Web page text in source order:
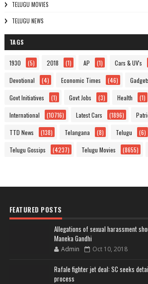
TELUGU MOVIES
TELUGU NEWS
TAGS
1930 (5) 2018 (1) AP (1) Cars & UV's
Devotional (4) Economic Times (46)
Govt Initiatives (1) Govt Jobs (3) Health (1)
International (10716) Latest Cars (1896)
TTD News (138) Telangana (8) Telugu (6)
Telugu Gossips (4237) Telugu Movies (8655)
FEATURED POSTS
Allegations of sexual harassment
Maneka Gandhi
Admin Oct 10, 2018
Rafale fighter jet deal: SC seeks
process